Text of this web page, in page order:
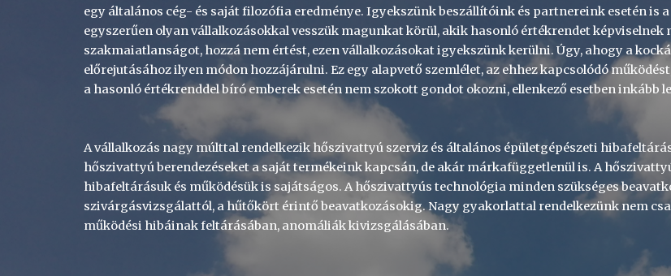
egy általános cég- és saját filozófia eredménye. Igyekszünk beszállítóink és partnereink esetén is
egyszerűen olyan vállalkozásokkal vesszük magunkat körül, akik hasonló értékrendet
szakmaiatlanságot, hozzá nem értést, ezen vállalkozásokat igyekszünk kerülni. Úgy, ahogy a
előrejutásához ilyen módon hozzájárulni. Ez egy alapvető szemlélet, az ehhez kapcsolódó
a hasonló értékrenddel bíró emberek esetén nem szokott gondot okozni, ellenkező esetben inkább
A vállalkozás nagy múlttal rendelkezik hőszivattyú szerviz és általános épületgépészeti
hőszivattyú berendezéseket a saját termékeink kapcsán, de akár márkafüggetlenül is. A
hibafeltárásuk és működésük is sajátságos. A hőszivattyús technológia minden szükséges
szivárgásvizsgálattól, a hűtőkört érintő beavatkozásokig. Nagy gyakorlattal rendelkezünk nem
működési hibáinak feltárásában, anomáliák kivizsgálásában.